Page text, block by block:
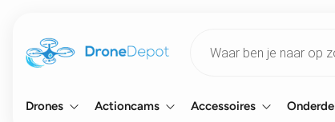
search
Drones Actioncams Accessoires